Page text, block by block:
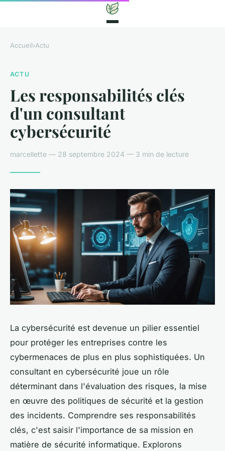
Accueil›Actu
ACTU
Les responsabilités clés
d'un consultant
cybersécurité
marcellette — 28 septembre 2024 — 3 min de lecture
La cybersécurité est devenue un pilier essentiel
pour protéger les entreprises contre les
cybermenaces de plus en plus sophistiquées. Un
consultant en cybersécurité joue un rôle
déterminant dans l'évaluation des risques, la mise
en œuvre des politiques de sécurité et la gestion
des incidents. Comprendre ses responsabilités
clés, c'est saisir l'importance de sa mission en
matière de sécurité informatique. Explorons